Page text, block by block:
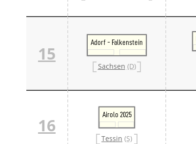
15
Adorf - Falkenstein
Sachsen (D)
16
Airolo 2025
Tessin (S)